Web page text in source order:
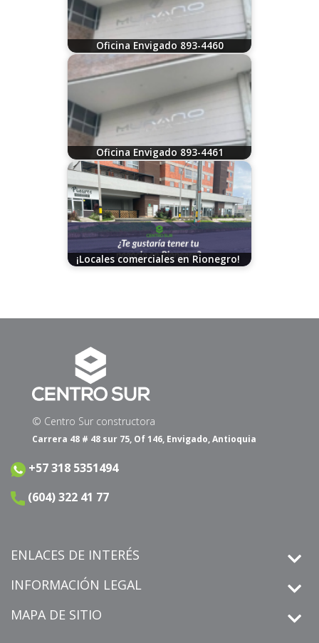
Oficina Envigado 893-4460
07/30/2026
Oficina Envigado 893-4461
07/30/2026
¡Locales comerciales en Rionegro!
© Centro Sur constructora
Carrera 48 # 48 sur 75, Of 146, Envigado, Antioquia
+57 318 5351494
(604) 322 41 77
ENLACES DE INTERÉS
INFORMACIÓN LEGAL
MAPA DE SITIO